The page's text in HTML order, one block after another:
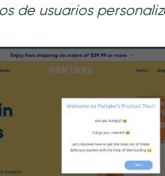
de usuarios